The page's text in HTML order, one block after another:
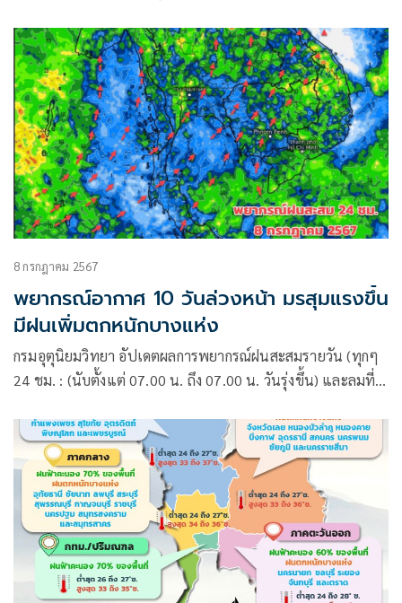
เวียดนามตอนบน
8 กรกฎาคม 2567
พยากรณ์อากาศ 10 วันล่วงหน้า มรสุมแรงขึ้น
มีฝนเพิ่มตกหนักบางแห่ง
กรมอุตุนิยมวิทยา อัปเดตผลการพยากรณ์ฝนสะสมรายวัน (ทุกๆ
24 ชม. : (นับตั้งแต่ 07.00 น. ถึง 07.00 น. วันรุ่งขึ้น) และลมที่